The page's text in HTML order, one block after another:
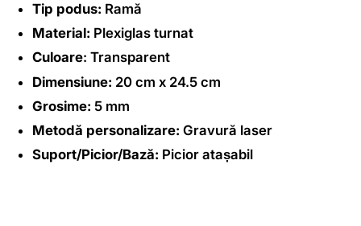
Tip podus: Ramă
Material: Plexiglas turnat
Culoare: Transparent
Dimensiune: 20 cm x 24.5 cm
Grosime: 5 mm
Metodă personalizare: Gravură laser
Suport/Picior/Bază: Picior atașabil